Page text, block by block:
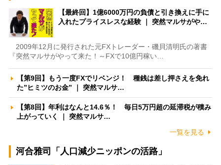
【最終回】1億6000万円の負債と引き換えに手に
入れたプライスレスな経験 ｜ 突然マルサがや…
2009年12月に発行された元FXトレーダー・磯貝清明氏の著書
『突然マルサがやって来た！～FXで10億円稼い…
【第9回】もう一度FXでリベンジ！ 種銭は差し押さえを免れ
た”ヒミツのお金” ｜ 突然マルサ…
【第8回】年利はなんと14.6％！ 毎日5万円超の延滞税が積み
上がっていく ｜ 突然マルサ…
一覧を見る
河合雅司「人口減少ニッポンの活路」